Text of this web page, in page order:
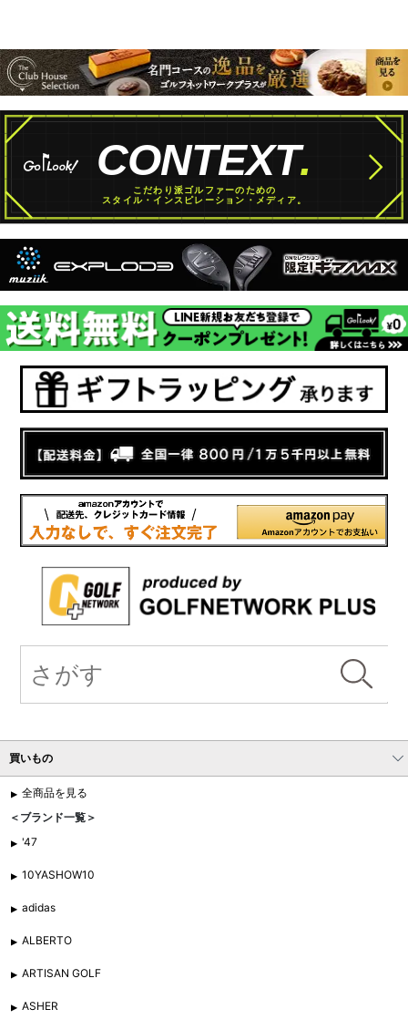
買いもの
全商品を見る
＜ブランド一覧＞
'47
10YASHOW10
adidas
ALBERTO
ARTISAN GOLF
ASHER